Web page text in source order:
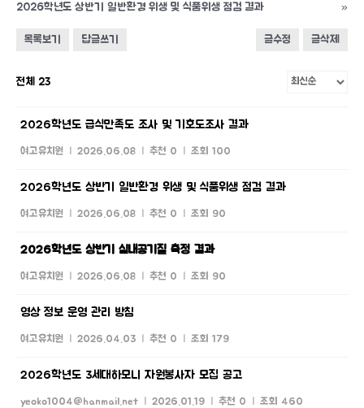
2026학년도 상반기 일반환경 위생 및 식품위생 점검 결과 »
목록보기 답글쓰기 글수정 글삭제
전체 23
2026학년도 급식만족도 조사 및 기호도조사 결과
여고유치원 2026.06.08 추천 0 조회 100
2026학년도 상반기 일반환경 위생 및 식품위생 점검 결과
여고유치원 2026.06.08 추천 0 조회 90
2026학년도 상반기 실내공기질 측정 결과
여고유치원 2026.06.08 추천 0 조회 90
영상 정보 운영 관리 방침
여고유치원 2026.04.03 추천 0 조회 179
2026학년도 3세대하모니 자원봉사자 모집 공고
yeoko1004@hanmail.net 2026.01.19 추천 0 조회 460